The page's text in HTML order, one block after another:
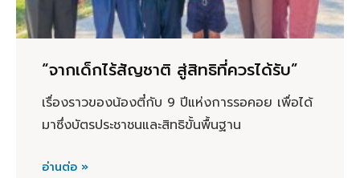
“จากเด็กไร้สัญชาติ สู่สิทธิที่ควรได้รับ”
เรื่องราวของน้องตี๋กับ 9 ปีแห่งการรอคอย เพื่อได้
มาซึ่งบัตรประชาชนและสิทธิขั้นพื้นฐาน
อ่านต่อ »